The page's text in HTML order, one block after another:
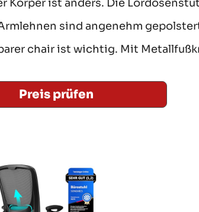
Körper ist anders. Die
sind angenehm
chair ist wichtig. Mit
Preis prüfen